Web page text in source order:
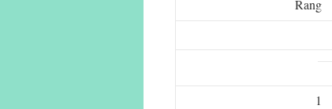
Rang
1